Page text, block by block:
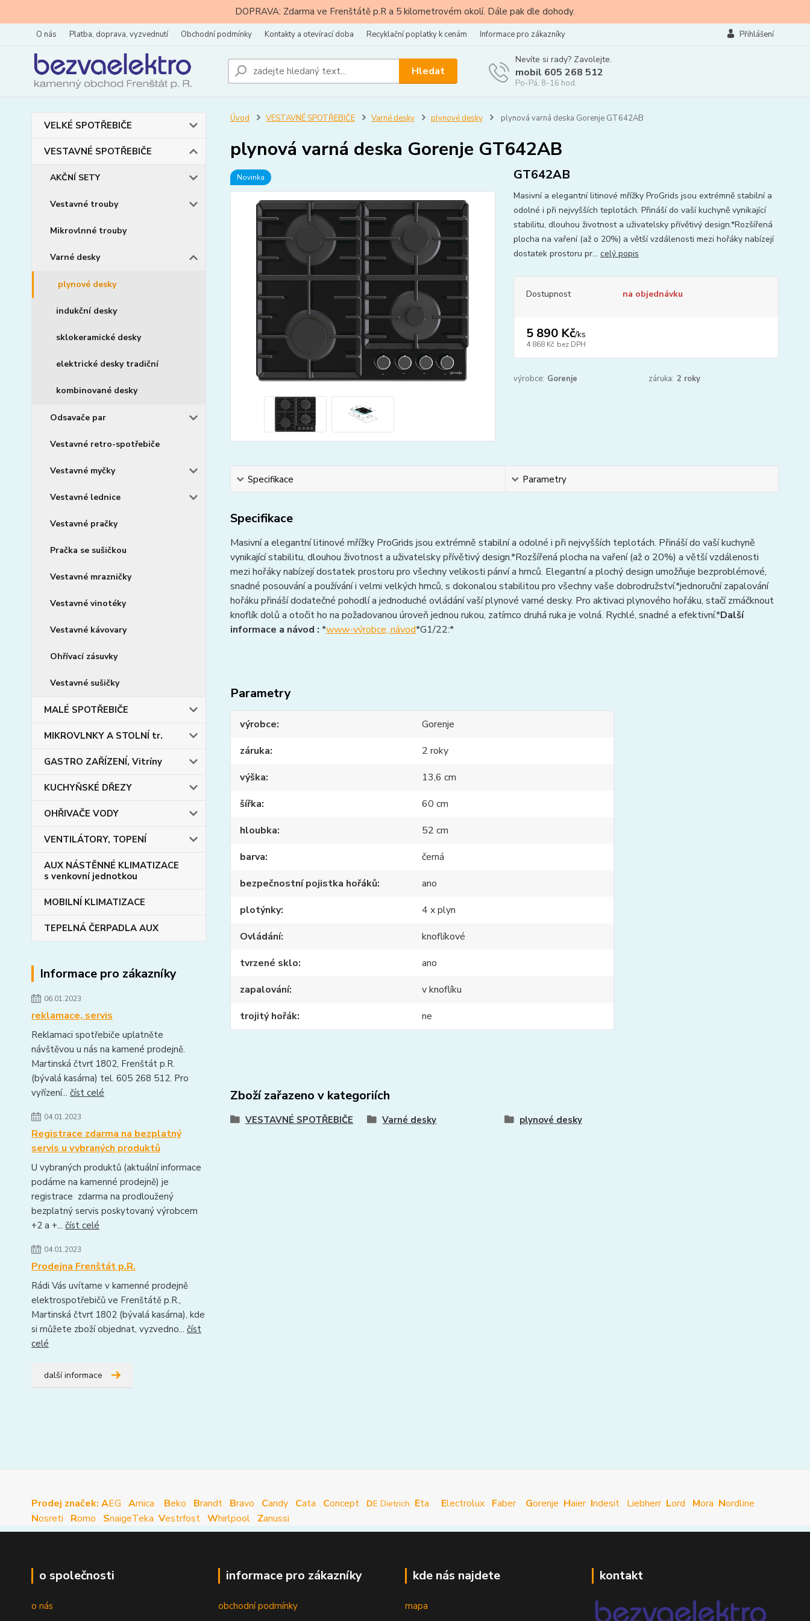
DOPRAVA: Zdarma ve Frenštátě p.R a 5 kilometrovém okolí. Dále pak dle dohody.
O nás Platba, doprava, vyzvednutí Obchodní podmínky Kontakty a otevírací doba Recyklační poplatky k cenám Informace pro zákazníky Přihlášení
Hledat
Nevíte si rady? Zavolejte.
mobil 605 268 512
Po-Pá, 8-16 hod.
VELKÉ SPOTŘEBIČE
VESTAVNÉ SPOTŘEBIČE
AKČNÍ SETY
Vestavné trouby
Mikrovlnné trouby
Varné desky
plynové desky
indukční desky
sklokeramické desky
elektrické desky tradiční
kombinované desky
Odsavače par
Vestavné retro-spotřebiče
Vestavné myčky
Vestavné lednice
Vestavné pračky
Pračka se sušičkou
Vestavné mrazničky
Vestavné vinotéky
Vestavné kávovary
Ohřívací zásuvky
Vestavné sušičky
MALÉ SPOTŘEBIČE
MIKROVLNKY A STOLNÍ tr.
GASTRO ZAŘÍZENÍ, Vitríny
KUCHYŇSKÉ DŘEZY
OHŘIVAČE VODY
VENTILÁTORY, TOPENÍ
AUX NÁSTĚNNÉ KLIMATIZACE
s venkovní jednotkou
MOBILNÍ KLIMATIZACE
TEPELNÁ ČERPADLA AUX
Informace pro zákazníky
06.01.2023
reklamace, servis
Reklamaci spotřebiče uplatněte
návštěvou u nás na kamené prodejně.
Martinská čtvrť 1802, Frenštát p.R.
(bývalá kasárna) tel. 605 268 512. Pro
vyřízení... číst celé
04.01.2023
Registrace zdarma na bezplatný
servis u vybraných produktů
U vybraných produktů (aktuální informace
podáme na kamenné prodejně) je
registrace zdarma na prodloužený
bezplatný servis poskytovaný výrobcem
+2 a +... číst celé
04.01.2023
Prodejna Frenštát p.R.
Rádi Vás uvítame v kamenné prodejně
elektrospotřebičů ve Frenštátě p.R.,
Martinská čtvrť 1802 (bývalá kasárna), kde
si můžete zboží objednat, vyzvedno... číst
celé
další informace
Úvod VESTAVNÉ SPOTŘEBIČE Varné desky plynové desky plynová varná deska Gorenje GT642AB
plynová varná deska Gorenje GT642AB
Novinka GT642AB
Masivní a elegantní litinové mřížky ProGrids jsou extrémně stabilní a
odolné i při nejvyšších teplotách. Přináší do vaší kuchyně vynikající
stabilitu, dlouhou životnost a uživatelsky přívětivý design.*Rozšířená
plocha na vaření (až o 20%) a větší vzdálenosti mezi hořáky nabízejí
dostatek prostoru pr... celý popis
Dostupnost na objednávku
5 890 Kč/ks
4 868 Kč bez DPH
výrobce: Gorenje záruka: 2 roky
Specifikace Parametry
Specifikace
Masivní a elegantní litinové mřížky ProGrids jsou extrémně stabilní a odolné i při nejvyšších teplotách. Přináší do vaší kuchyně
vynikající stabilitu, dlouhou životnost a uživatelsky přívětivý design.*Rozšířená plocha na vaření (až o 20%) a větší vzdálenosti
mezi hořáky nabízejí dostatek prostoru pro všechny velikosti pánví a hrnců. Elegantní a plochý design umožňuje bezproblémové,
snadné posouvání a používání i velmi velkých hrnců, s dokonalou stabilitou pro všechny vaše dobrodružství.*jednoruční zapalování
hořáku přináší dodatečné pohodlí a jednoduché ovládání vaší plynové varné desky. Pro aktivaci plynového hořáku, stačí zmáčknout
knoflík dolů a otočit ho na požadovanou úroveň jednou rukou, zatímco druhá ruka je volná. Rychlé, snadné a efektivní.*Další
informace a návod : *www-výrobce, návod*G1/22:*
Parametry
výrobce
Gorenje
záruka
2 roky
výška
13,6 cm
šířka
60 cm
hloubka
52 cm
barva
černá
bezpečnostní pojistka hořáků
ano
plotýnky
4 x plyn
Ovládání
knoflíkové
tvrzené sklo
ano
zapalování
v knoflíku
trojitý hořák
ne
Zboží zařazeno v kategoriích
VESTAVNÉ SPOTŘEBIČE Varné desky plynové desky
Prodej značek: AEG Amica Beko Brandt Bravo Candy Cata Concept DE Dietrich Eta Electrolux Faber Gorenje Haier Indesit Liebherr Lord Mora Nordline
Nosreti Romo SnaigeTeka Vestrfost Whirlpool Zanussi
o společnosti
o nás
informace pro zákazníky
obchodní podmínky
kde nás najdete
mapa
kontakt